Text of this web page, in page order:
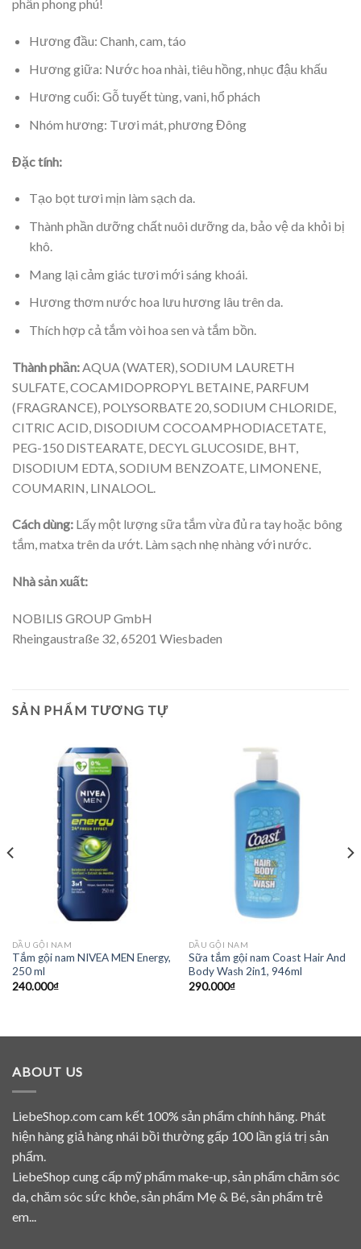
phần phong phú!
Hương đầu: Chanh, cam, táo
Hương giữa: Nước hoa nhài, tiêu hồng, nhục đậu khấu
Hương cuối: Gỗ tuyết tùng, vani, hổ phách
Nhóm hương: Tươi mát, phương Đông
Đặc tính:
Tạo bọt tươi mịn làm sạch da.
Thành phần dưỡng chất nuôi dưỡng da, bảo vệ da khỏi bị
khô.
Mang lại cảm giác tươi mới sáng khoái.
Hương thơm nước hoa lưu hương lâu trên da.
Thích hợp cả tắm vòi hoa sen và tắm bồn.
Thành phần: AQUA (WATER), SODIUM LAURETH
SULFATE, COCAMIDOPROPYL BETAINE, PARFUM
(FRAGRANCE), POLYSORBATE 20, SODIUM CHLORIDE,
CITRIC ACID, DISODIUM COCOAMPHODIACETATE,
PEG-150 DISTEARATE, DECYL GLUCOSIDE, BHT,
DISODIUM EDTA, SODIUM BENZOATE, LIMONENE,
COUMARIN, LINALOOL.
Cách dùng: Lấy một lượng sữa tắm vừa đủ ra tay hoặc bông
tắm, matxa trên da ướt. Làm sạch nhẹ nhàng với nước.
Nhà sản xuất:
NOBILIS GROUP GmbH
Rheingaustraße 32, 65201 Wiesbaden
SẢN PHẨM TƯƠNG TỰ
DẦU GỘI NAM
Tắm gội nam NIVEA MEN Energy,
250 ml
240.000₫
DẦU GỘI NAM
Sữa tắm gội nam Coast Hair And
Body Wash 2in1, 946ml
290.000₫
ABOUT US
LiebeShop.com cam kết 100% sản phẩm chính hãng. Phát
hiện hàng giả hàng nhái bồi thường gấp 100 lần giá trị sản
phẩm.
LiebeShop cung cấp mỹ phẩm make-up, sản phẩm chăm sóc
da, chăm sóc sức khỏe, sản phẩm Mẹ & Bé, sản phẩm trẻ
em...